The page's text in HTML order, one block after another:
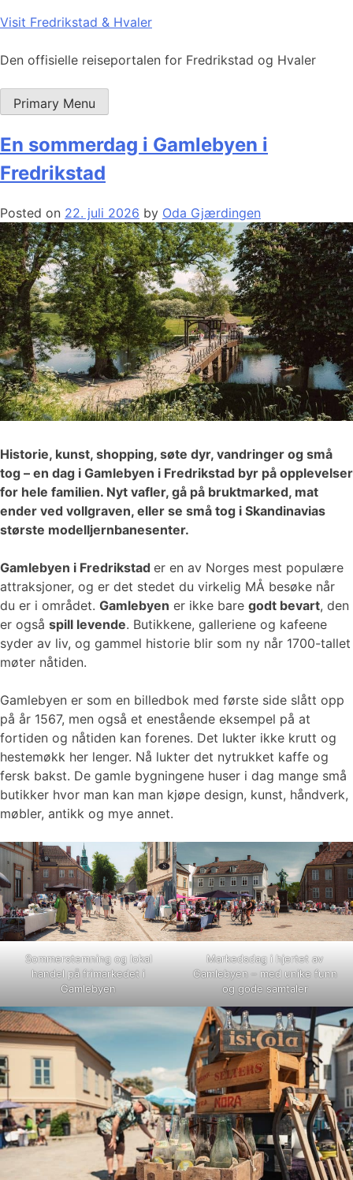
Skip
content
Visit Fredrikstad & Hvaler
Den offisielle reiseportalen for Fredrikstad og Hvaler
Primary Menu
En sommerdag i Gamlebyen i
Fredrikstad
Posted on 22. juli 2026 by Oda Gjærdingen
Historie, kunst, shopping, søte dyr, vandringer og små
tog – en dag i Gamlebyen i Fredrikstad byr på opplevelser
for hele familien. Nyt vafler, gå på bruktmarked, mat
ender ved vollgraven, eller se små tog i Skandinavias
største modelljernbanesenter.
Gamlebyen i Fredrikstad er en av Norges mest populære
attraksjoner, og er det stedet du virkelig MÅ besøke når
du er i området. Gamlebyen er ikke bare godt bevart, den
er også spill levende. Butikkene, galleriene og kafeene
syder av liv, og gammel historie blir som ny når 1700-tallet
møter nåtiden.
Gamlebyen er som en billedbok med første side slått opp
på år 1567, men også et enestående eksempel på at
fortiden og nåtiden kan forenes. Det lukter ikke krutt og
hestemøkk her lenger. Nå lukter det nytrukket kaffe og
fersk bakst. De gamle bygningene huser i dag mange små
butikker hvor man kan man kjøpe design, kunst, håndverk,
møbler, antikk og mye annet.
Sommerstemning og lokal
handel på frimarkedet i
Gamlebyen
Markedsdag i hjertet av
Gamlebyen – med unike funn
og gode samtaler